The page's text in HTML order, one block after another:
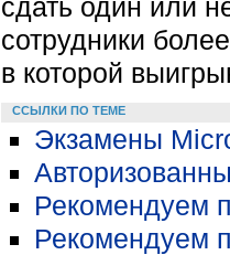
сдать один или
сотрудники
в которой
ССЫЛКИ ПО ТЕМЕ
Экзамены
Рекомендуем
Рекомендуем